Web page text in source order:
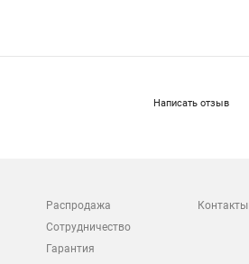
Написать отзыв
Распродажа
Сотрудничество
Гарантия
Контакты